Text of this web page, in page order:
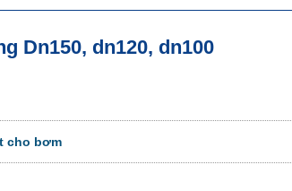
Dn150, dn120, dn100
cho bơm